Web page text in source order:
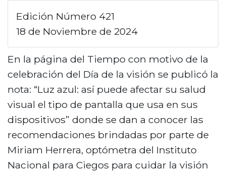
Edición Número 421
18 de Noviembre de 2024
En la página del Tiempo con motivo de la
celebración del Día de la visión se publicó la
nota: “Luz azul: así puede afectar su salud
visual el tipo de pantalla que usa en sus
dispositivos” donde se dan a conocer las
recomendaciones brindadas por parte de
Miriam Herrera, optómetra del Instituto
Nacional para Ciegos para cuidar la visión